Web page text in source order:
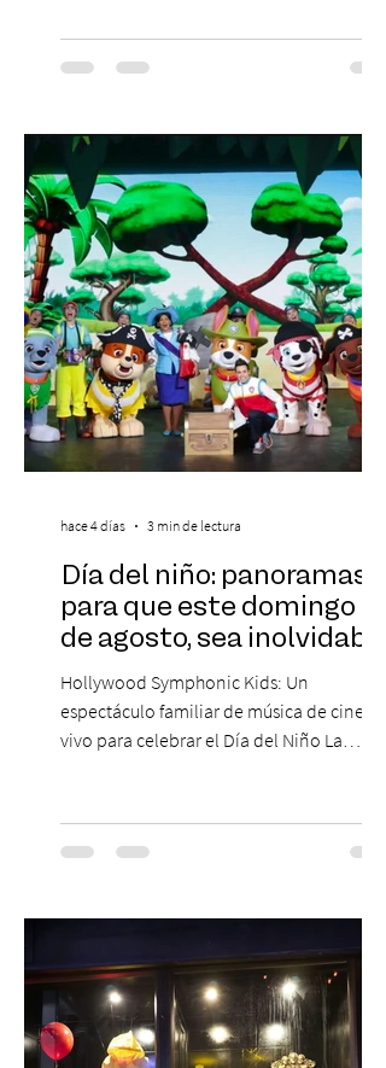
para mejorar los procesos de selección
laboral en Chile. En un contexto donde el
experiencias laborales forman parte de la
realidad de miles de trabajadores, Trabajo
de Monos – Reflexiones de la Selva
Corporativa, del autor Mauricio Eduardo
Medina, ha trascendido el ámbito editorial
Día del niño: panoramas
para que este domingo 09
de agosto, sea inolvidable
Hollywood Symphonic Kids: Un
espectáculo familiar de música de cine en
vivo para celebrar el Día del Niño La
musical única e inolvidable con motivo del
Día del Niño. El espectáculo Hollywood
de todos los tiempos en un concierto en
sinfónica en pleno, coro y una
sorprendente puesta en escena pensada
especialmente pa
hace 4 días 3 min de lectura